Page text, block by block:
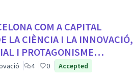
COM A CAPITAL
LA CIÈNCIA I LA INNOVACIÓ,
I PROTAGONISME
4 0 Accepted